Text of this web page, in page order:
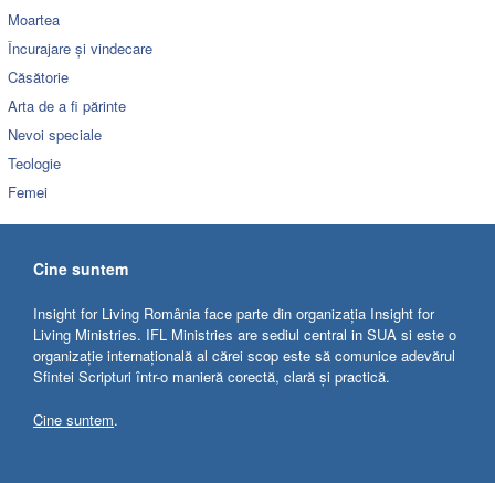
Moartea
Încurajare și vindecare
Căsătorie
Arta de a fi părinte
Nevoi speciale
Teologie
Femei
Cine suntem
Insight for Living România face parte din organizația Insight for
Living Ministries. IFL Ministries are sediul central in SUA si este o
organizație internațională al cărei scop este să comunice adevărul
Sfintei Scripturi într-o manieră corectă, clară și practică.
Cine suntem.